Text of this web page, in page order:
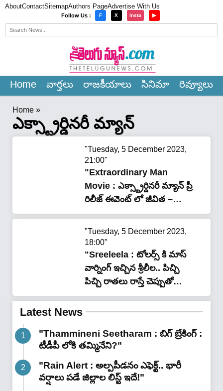
AboutContactSitemapAuthors PageAdvertise With Us
Follow Us : F X Insta ▶
Home వార్త‌లు రాజ‌కీయాలు సినిమా రివ్యూలు
Home »
ఎక్స్ట్రార్డినరీ మ్యాన్
"Tuesday, 5 December 2023,
21:00"
"Extraordinary Man
Movie : ఎక్స్ట్రార్డినరీ మ్యాన్ ప్రీ
రిలీజ్ ఈవెంట్ లో జీవిత –
రాజశేఖర్.. స్టేజ్ మీద రచ్చ రచ్చ
చేశారుగా.."
"Tuesday, 5 December 2023,
18:00"
"Sreeleela : టోలర్స్ కి మాస్
వార్నింగ్ ఇచ్చిన శ్రీలీల.. పిచ్చి
పిచ్చి రాతలు రాస్తే చెప్పుతో
కొడతా అంటూ కామెంట్స్..!"
Latest News
"Thammineni Seetharam : బిగ్ బ్రేకింగ్ :
టీడీపీ లోకి తమ్మినేని?"
"Rain Alert : అల్పపీడనం ఎఫెక్ట్.. భారీ
వర్షాలు పడే జిల్లాల లిస్ట్ ఇదే!"